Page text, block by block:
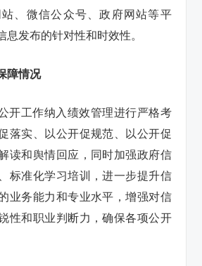
、微信公众号、政府网站等平
息发布的针对性和时效性。
障情况
开工作纳入绩效管理进行严格考
落实、以公开促规范、以公开促
读和舆情回应，同时加强政府信
标准化学习培训，进一步提升信
业务能力和专业水平，增强对信
性和职业判断力，确保各项公开